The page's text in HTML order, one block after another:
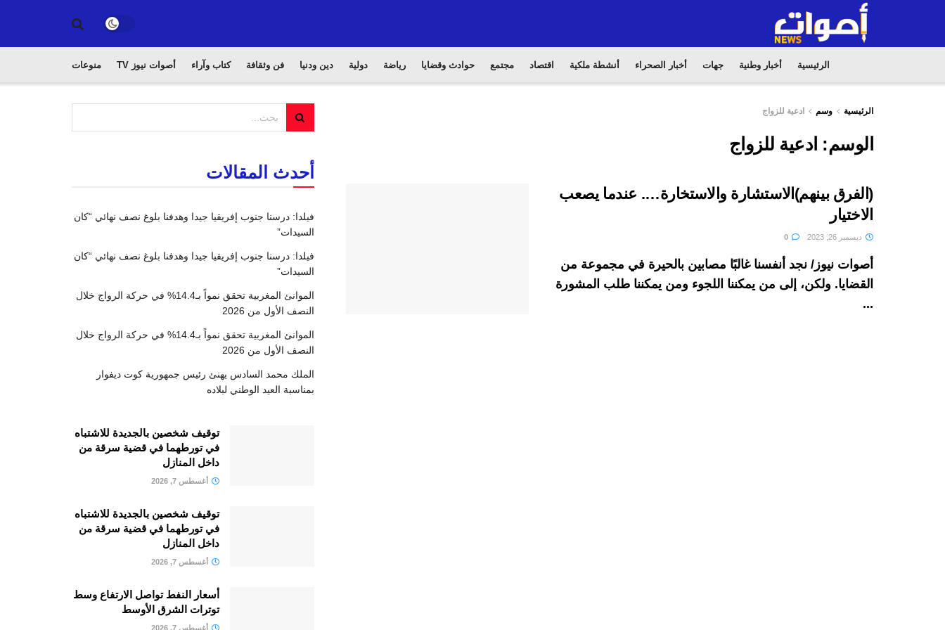
الرئيسية أخبار وطنية جهات أخبار الصحراء أنشطة ملكية اقتصاد مجتمع حوادث وقضايا رياضة دولية دين ودنيا فن وثقافة كتاب وآراء أصوات نيوز TV منوعات
الرئيسية وسم ادعية للزواج
الوسم: ادعية للزواج
(الفرق بينهم)الاستشارة والاستخارة…. عندما يصعب
الاختيار
ديسمبر 26, 2023
أصوات نيوز/ نجد أنفسنا غالبًا مصابين بالحيرة في مجموعة من
القضايا. ولكن، إلى من يمكننا اللجوء ومن يمكننا طلب المشورة
...
أحدث المقالات
فيلدا: درسنا جنوب إفريقيا جيدا وهدفنا بلوغ نصف نهائي “كان
السيدات”
فيلدا: درسنا جنوب إفريقيا جيدا وهدفنا بلوغ نصف نهائي “كان
السيدات”
الموانئ المغربية تحقق نمواً بـ14.4% في حركة الرواج خلال
النصف الأول من 2026
الموانئ المغربية تحقق نمواً بـ14.4% في حركة الرواج خلال
النصف الأول من 2026
الملك محمد السادس يهنئ رئيس جمهورية كوت ديفوار
بمناسبة العيد الوطني لبلاده
توقيف شخصين بالجديدة للاشتباه
في تورطهما في قضية سرقة من
داخل المنازل
أغسطس 7, 2026
توقيف شخصين بالجديدة للاشتباه
في تورطهما في قضية سرقة من
داخل المنازل
أغسطس 7, 2026
أسعار النفط تواصل الارتفاع وسط
توترات الشرق الأوسط
أغسطس 7, 2026